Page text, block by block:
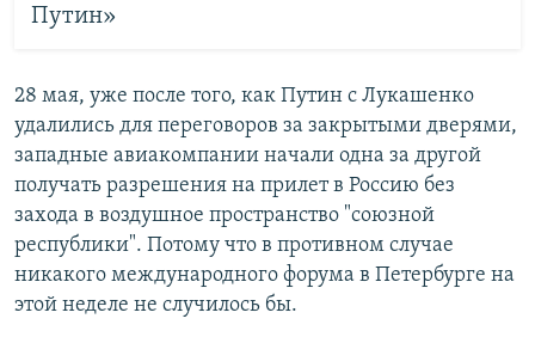
Путин»
28 мая, уже после того, как Путин с Лукашенко
удалились для переговоров за закрытыми дверями,
западные авиакомпании начали одна за другой
получать разрешения на прилет в Россию без
захода в воздушное пространство "союзной
республики". Потому что в противном случае
никакого международного форума в Петербурге на
этой неделе не случилось бы.